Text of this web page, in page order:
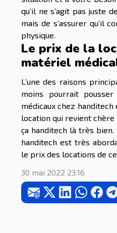
qu’il ne s’agit pas juste
mais de s’assurer qu’il
physique.
Le prix de la
matériel
L’une des raisons
moins pourrait
médicaux chez
location qui revient chère
ça handitech là très bien.
handitech est très
le prix des locations de
30 mai 2022 23:16